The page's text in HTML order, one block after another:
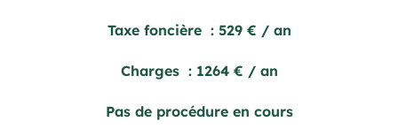
Taxe foncière 529 € / an
Charges 1264 € / an
Pas de procédure en cours